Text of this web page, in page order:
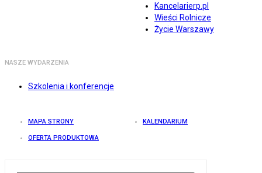
Kancelarierp.pl
Wieści Rolnicze
Życie Warszawy
NASZE WYDARZENIA
Szkolenia i konferencje
MAPA STRONY KALENDARIUM
OFERTA PRODUKTOWA